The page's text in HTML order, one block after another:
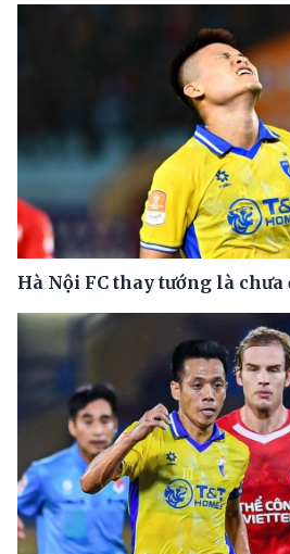
Hà Nội FC thay tướng là chưa